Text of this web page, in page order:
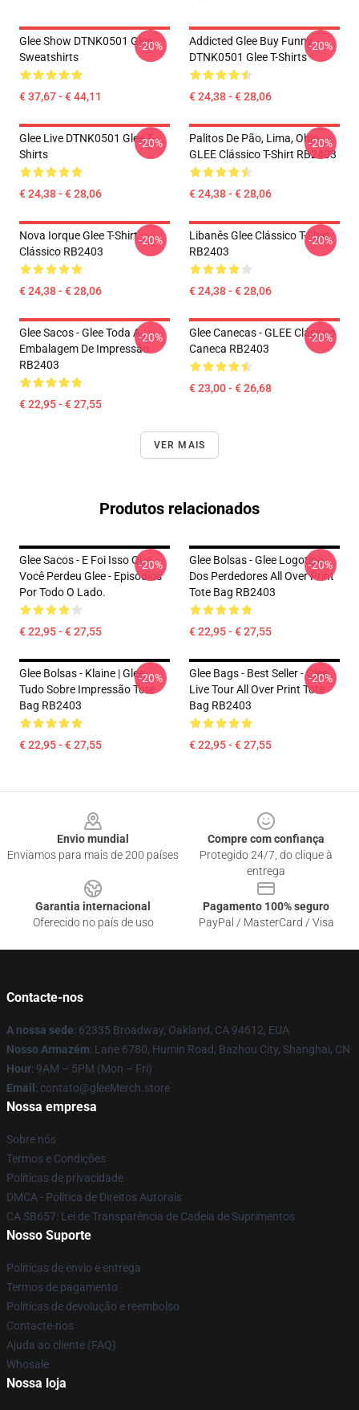
Glee Show DTNK0501 Glee
Sweatshirts
€ 37,67 - € 44,11
-20%
Addicted Glee Buy Funny
DTNK0501 Glee T-Shirts
€ 24,38 - € 28,06
-20%
Glee Live DTNK0501 Glee T-
Shirts
€ 24,38 - € 28,06
-20%
Palitos De Pão, Lima, Ohio,
GLEE Clássico T-Shirt RB2403
€ 24,38 - € 28,06
-20%
Nova Iorque Glee T-Shirt
Clássico RB2403
€ 24,38 - € 28,06
-20%
Libanês Glee Clássico T-Shirt
RB2403
€ 24,38 - € 28,06
-20%
Glee Sacos - Glee Toda A
Embalagem De Impressão
RB2403
€ 22,95 - € 27,55
-20%
Glee Canecas - GLEE Clássico
Caneca RB2403
€ 23,00 - € 26,68
-20%
VER MAIS
Produtos relacionados
Glee Sacos - E Foi Isso Que
Você Perdeu Glee - Episódios
Por Todo O Lado.
€ 22,95 - € 27,55
-20%
Glee Bolsas - Glee Logotipo
Dos Perdedores All Over Print
Tote Bag RB2403
€ 22,95 - € 27,55
-20%
Glee Bolsas - Klaine | Glee
Tudo Sobre Impressão Tote
Bag RB2403
€ 22,95 - € 27,55
-20%
Glee Bags - Best Seller - Glee
Live Tour All Over Print Tote
Bag RB2403
€ 22,95 - € 27,55
-20%
Envio mundial
Enviamos para mais de 200 países
Compre com confiança
Protegido 24/7, do clique à
entrega
Garantia internacional
Oferecido no país de uso
Pagamento 100% seguro
PayPal / MasterCard / Visa
Contacte-nos
A nossa sede: 62335 Broadway, Oakland, CA 94612, EUA
Nosso Armazém: Lane 6780, Humin Road, Bazhou City, Shanghai, CN
Hour: 9AM – 5PM (Mon – Fri)
Email : contato@gleeMerch.store
Nossa empresa
Sobre nós
Termos e Condições
Políticas de privacidade
DMCA - Política de Direitos Autorais
CA SB657: Lei de Transparência de Cadeia de Suprimentos
Nosso Suporte
Políticas de envio e entrega
Termos de pagamento
Políticas de devolução e reembolso
Contacte-nos
Ajuda ao cliente (FAQ)
Whosale
Nossa loja